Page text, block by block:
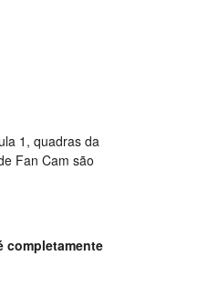
1, quadras da
Fan Cam são
completamente